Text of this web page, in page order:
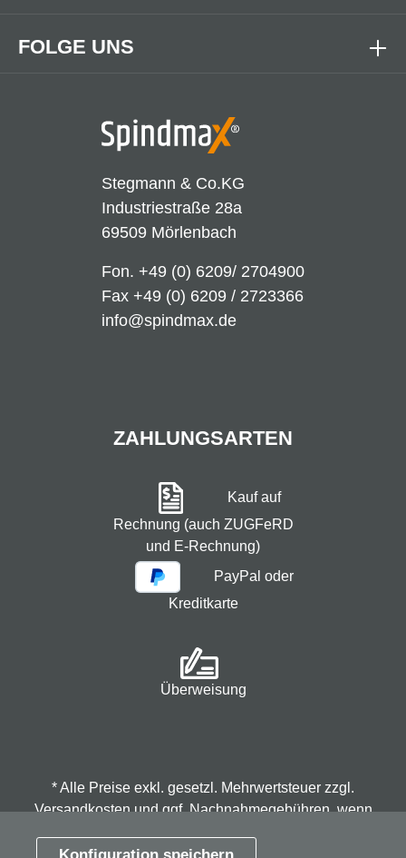
Stegmann & Co.KG
Industriestraße 28a
69509 Mörlenbach
Fon. +49 (0) 6209/ 2704900
Fax +49 (0) 6209 / 2723366
info@spindmax.de
FOLGE UNS
ZAHLUNGSARTEN
Kauf auf
Rechnung (auch ZUGFeRD
und E-Rechnung)
PayPal oder
Kreditkarte
Überweisung
* Alle Preise exkl. gesetzl. Mehrwertsteuer zzgl.
Versandkostenund ggf. Nachnahmegebühren, wenn